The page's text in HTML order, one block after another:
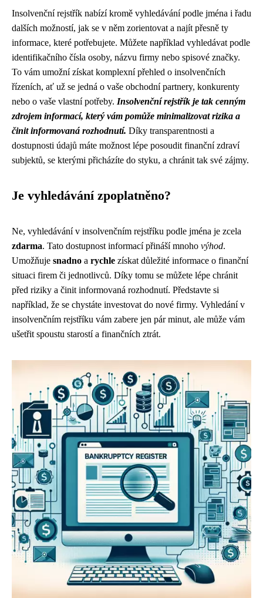
Insolvenční rejstřík nabízí kromě vyhledávání podle jména i řadu
dalších možností, jak se v něm zorientovat a najít přesně ty
informace, které potřebujete. Můžete například vyhledávat podle
identifikačního čísla osoby, názvu firmy nebo spisové značky.
To vám umožní získat komplexní přehled o insolvenčních
řízeních, ať už se jedná o vaše obchodní partnery, konkurenty
nebo o vaše vlastní potřeby. Insolvenční rejstřík je tak cenným
zdrojem informací, který vám pomůže minimalizovat rizika a
činit informovaná rozhodnutí. Díky transparentnosti a
dostupnosti údajů máte možnost lépe posoudit finanční zdraví
subjektů, se kterými přicházíte do styku, a chránit tak své zájmy.
Je vyhledávání zpoplatněno?
Ne, vyhledávání v insolvenčním rejstříku podle jména je zcela
zdarma. Tato dostupnost informací přináší mnoho výhod.
Umožňuje snadno a rychle získat důležité informace o finanční
situaci firem či jednotlivců. Díky tomu se můžete lépe chránit
před riziky a činit informovaná rozhodnutí. Představte si
například, že se chystáte investovat do nové firmy. Vyhledání v
insolvenčním rejstříku vám zabere jen pár minut, ale může vám
ušetřit spoustu starostí a finančních ztrát.